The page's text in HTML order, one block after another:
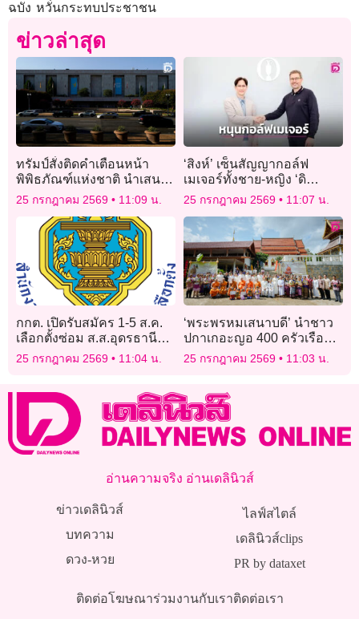
ฉบัง หวั่นกระทบประชาชน
ข่าวล่าสุด
ทรัมป์สั่งติดคำเตือนหน้า
พิพิธภัณฑ์แห่งชาติ นำเสนอ
ประวัติศาสตร์อย่างไม่ถูกต้อง
25 กรกฎาคม 2569 11:09 น.
‘สิงห์’ เซ็นสัญญากอล์ฟ
เมเจอร์ทั้งชาย-หญิง ‘ดิ
โอเพ่น-เอไอจี วีเมนส์’
25 กรกฎาคม 2569 11:07 น.
กกต. เปิดรับสมัคร 1-5 ส.ค.
เลือกตั้งซ่อม ส.ส.อุดรธานี
เขต 3
25 กรกฎาคม 2569 11:04 น.
‘พระพรหมเสนาบดี’ นำชาว
ปกาเกอะญอ 400 ครัวเรือน
ประกาศรัตนปริตร แสดงตน
เป็นพุทธมามกะ
25 กรกฎาคม 2569 11:03 น.
อ่านความจริง อ่านเดลินิวส์
ข่าวเดลินิวส์
บทความ
ดวง-หวย
ไลฟ์สไตล์
เดลินิวส์clips
PR by dataxet
ติดต่อโฆษณาร่วมงานกับเราติดต่อเรา